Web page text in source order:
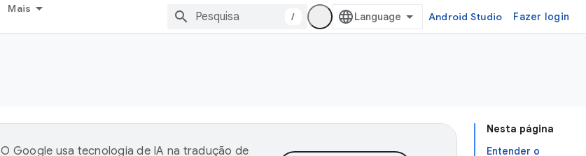
Mais
/ Android Studio Fazer login
Nesta página
Entender o
O Google usa tecnologia de IA na tradução de